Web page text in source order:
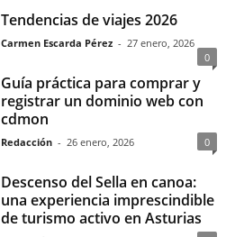
Tendencias de viajes 2026
Carmen Escarda Pérez - 27 enero, 2026
0
Guía práctica para comprar y
registrar un dominio web con
cdmon
Redacción - 26 enero, 2026 0
Descenso del Sella en canoa:
una experiencia imprescindible
de turismo activo en Asturias